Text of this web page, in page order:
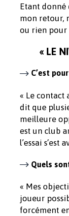
Etant donné
mon retour,
ou rien pour
« LE
C’est
« Le contact
dit que
meilleure
est un club
l’essai s’est
Quels
« Mes
joueur
forcément